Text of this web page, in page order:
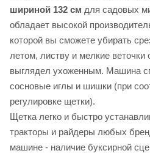
шириной 132 см для садовых
обладает высокой
которой вы сможете убирать
летом, листву и мелкие
выглядел ухоженным. Машина
сосновые иглы и шишки (при
регулировке щетки).
Щетка легко и быстро
тракторы и райдеры любых
машине - наличие буксирной